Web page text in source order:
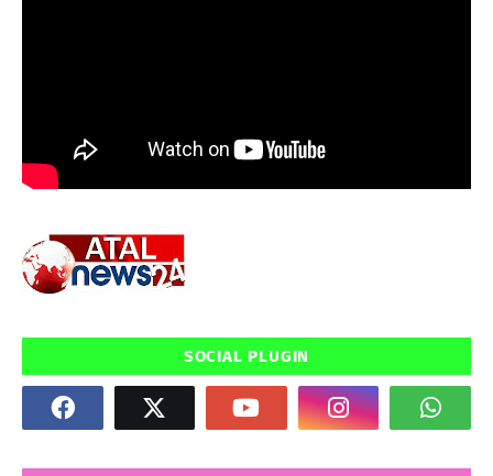
SOCIAL PLUGIN